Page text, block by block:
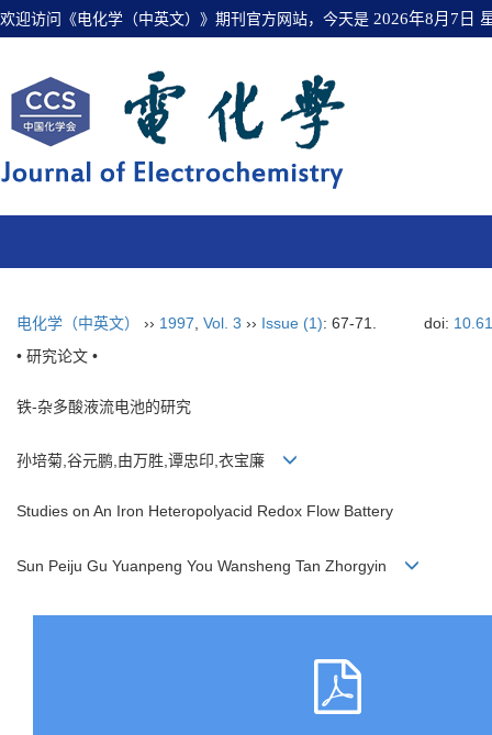
欢迎访问《电化学（中英文）》期刊官方网站，今天是 2026年8月7日
电化学（中英文） ›› 1997 Vol. 3 ›› Issue (1): 67-71. doi:
• 研究论文 •
铁-杂多酸液流电池的研究
孙培菊,谷元鹏,由万胜,谭忠印,衣宝廉
Studies on An Iron Heteropolyacid Redox Flow Battery
Sun Peiju Gu Yuanpeng You Wansheng Tan Zhorgyin